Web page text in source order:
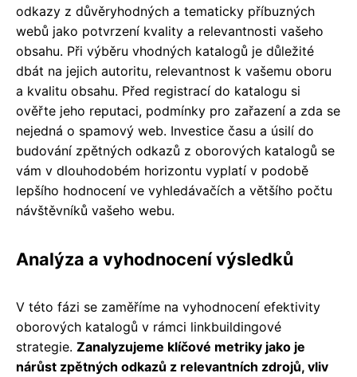
odkazy z důvěryhodných a tematicky příbuzných
webů jako potvrzení kvality a relevantnosti vašeho
obsahu. Při výběru vhodných katalogů je důležité
dbát na jejich autoritu, relevantnost k vašemu oboru
a kvalitu obsahu. Před registrací do katalogu si
ověřte jeho reputaci, podmínky pro zařazení a zda se
nejedná o spamový web. Investice času a úsilí do
budování zpětných odkazů z oborových katalogů se
vám v dlouhodobém horizontu vyplatí v podobě
lepšího hodnocení ve vyhledávačích a většího počtu
návštěvníků vašeho webu.
Analýza a vyhodnocení výsledků
V této fázi se zaměříme na vyhodnocení efektivity
oborových katalogů v rámci linkbuildingové
strategie. Zanalyzujeme klíčové metriky jako je
nárůst zpětných odkazů z relevantních zdrojů, vliv